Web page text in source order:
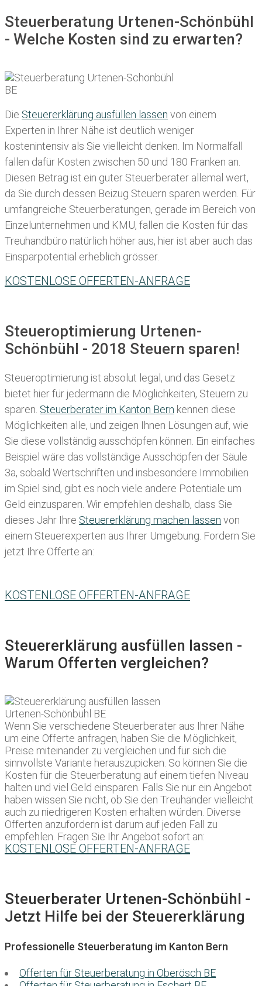
Steuerberatung Urtenen-Schönbühl
- Welche Kosten sind zu erwarten?
Die Steuererklärung ausfüllen lassen von einem
Experten in Ihrer Nähe ist deutlich weniger
kostenintensiv als Sie vielleicht denken. Im Normalfall
fallen dafür Kosten zwischen 50 und 180 Franken an.
Diesen Betrag ist ein guter Steuerberater allemal wert,
da Sie durch dessen Beizug Steuern sparen werden. Für
umfangreiche Steuerberatungen, gerade im Bereich von
Einzelunternehmen und KMU, fallen die Kosten für das
Treuhandbüro natürlich höher aus, hier ist aber auch das
Einsparpotential erheblich grösser.
KOSTENLOSE OFFERTEN-ANFRAGE
Steueroptimierung Urtenen-
Schönbühl - 2018 Steuern sparen!
Steueroptimierung ist absolut legal, und das Gesetz
bietet hier für jedermann die Möglichkeiten, Steuern zu
sparen. Steuerberater im K anton Bern kennen diese
Möglichkeiten alle, und zeigen Ihnen Lösungen auf, wie
Sie diese vollständig ausschöpfen können. Ein einfaches
Beispiel wäre das vollständige Ausschöpfen der Säule
3a, sobald Wertschriften und insbesondere Immobilien
im Spiel sind, gibt es noch viele andere Potentiale um
Geld einzusparen. Wir empfehlen deshalb, dass Sie
dieses Jahr Ihre Steuererklärung machen lassen von
einem Steuerexperten aus Ihrer Umgebung. Fordern Sie
jetzt Ihre Offerte an:
KOSTENLOSE OFFERTEN-ANFRAGE
Steuererklärung ausfüllen lassen -
Warum Offerten vergleichen?
Wenn Sie verschiedene Steuerberater aus Ihrer Nähe
um eine Offerte anfragen, haben Sie die Möglichkeit,
Preise miteinander zu vergleichen und für sich die
sinnvollste Variante herauszupicken. So können Sie die
Kosten für die Steuerberatung auf einem tiefen Niveau
halten und viel Geld einsparen. Falls Sie nur ein Angebot
haben wissen Sie nicht, ob Sie den Treuhänder vielleicht
auch zu niedrigeren Kosten erhalten würden. Diverse
Offerten anzufordern ist darum auf jeden Fall zu
empfehlen. Fragen Sie Ihr Angebot sofort an:
KOSTENLOSE OFFERTEN-ANFRAGE
Steuerberater Urtenen-Schönbühl -
Jetzt Hilfe bei der Steuererklärung
Professionelle Steuerberatung im Kanton Bern
Offerten für Steuerberatung in Oberösch BE